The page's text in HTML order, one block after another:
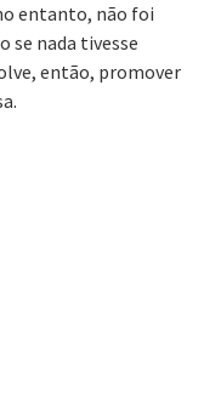
entanto, não foi
se nada tivesse
então, promover